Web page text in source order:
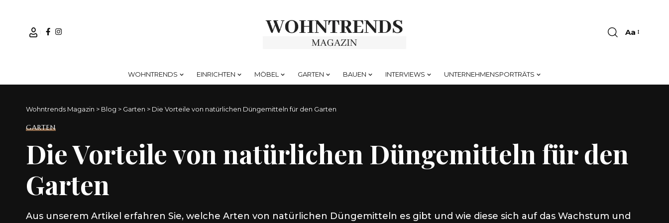
Font
Aa
WOHNTRENDS EINRICHTEN MÖBEL GARTEN BAUEN INTERVIEWS UNTERNEHMENSPORTRÄTS
Wohntrends Magazin > Blog > Garten > Die Vorteile von natürlichen Düngemitteln für den Garten
GARTEN
Die Vorteile von natürlichen Düngemitteln für den
Garten
Aus unserem Artikel erfahren Sie, welche Arten von natürlichen Düngemitteln es gibt und wie diese sich auf das Wachstum und